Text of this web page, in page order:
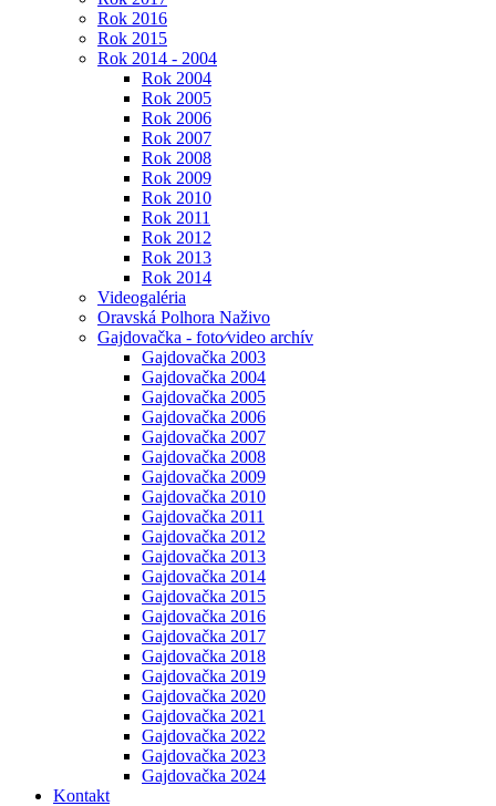
Rok 2016
Rok 2015
Rok 2014 - 2004
Rok 2004
Rok 2005
Rok 2006
Rok 2007
Rok 2008
Rok 2009
Rok 2010
Rok 2011
Rok 2012
Rok 2013
Rok 2014
Videogaléria
Oravská Polhora Naživo
Gajdovačka - foto⁄video archív
Gajdovačka 2003
Gajdovačka 2004
Gajdovačka 2005
Gajdovačka 2006
Gajdovačka 2007
Gajdovačka 2008
Gajdovačka 2009
Gajdovačka 2010
Gajdovačka 2011
Gajdovačka 2012
Gajdovačka 2013
Gajdovačka 2014
Gajdovačka 2015
Gajdovačka 2016
Gajdovačka 2017
Gajdovačka 2018
Gajdovačka 2019
Gajdovačka 2020
Gajdovačka 2021
Gajdovačka 2022
Gajdovačka 2023
Gajdovačka 2024
Kontakt